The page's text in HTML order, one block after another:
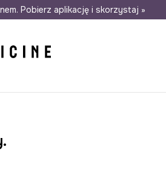
do salonów 30 dni na
Pobierz aplikację i skorzystaj »